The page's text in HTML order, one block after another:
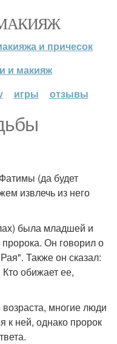
и причесок
и макияж
игры отзывы
(да будет
извлечь из него
была младшей и
Он говорил о
Также он сказал:
обижает ее,
возраста, многие люди
к ней, однако пророк